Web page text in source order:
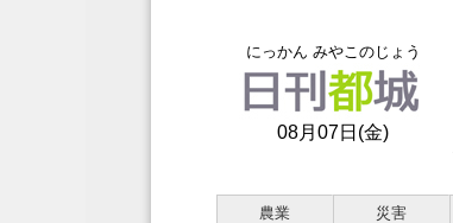
にっかん みやこのじょう
08月07日(金)
農業 災害